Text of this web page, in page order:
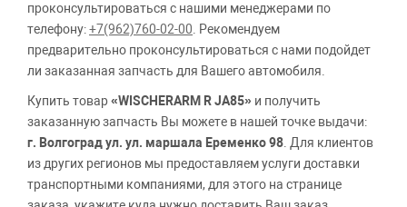
проконсультироваться с нашими менеджерами по
телефону:+7(962)760-02-00 . Рекомендуем
предварительно проконсультироваться с нами подойдет
ли заказанная запчасть для Вашего автомобиля.
Купить товар«WISCHERARM R JA85» и получить
заказанную запчасть Вы можете в нашей точке выдачи:
г. Волгоград ул. ул. маршала Еременко 98 . Для клиентов
из других регионов мы предоставляем услуги доставки
транспортными компаниями, для этого на странице